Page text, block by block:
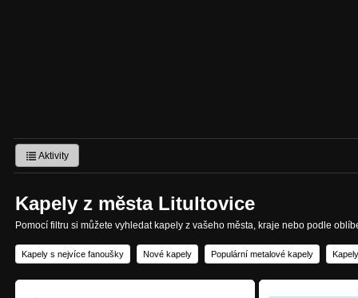
Aktivity
Kapely z města Litultovice
Pomocí filtru si můžete vyhledat kapely z vašeho města, kraje nebo podle
Kapely s nejvíce fanoušky Nové kapely Populární metalové kapely